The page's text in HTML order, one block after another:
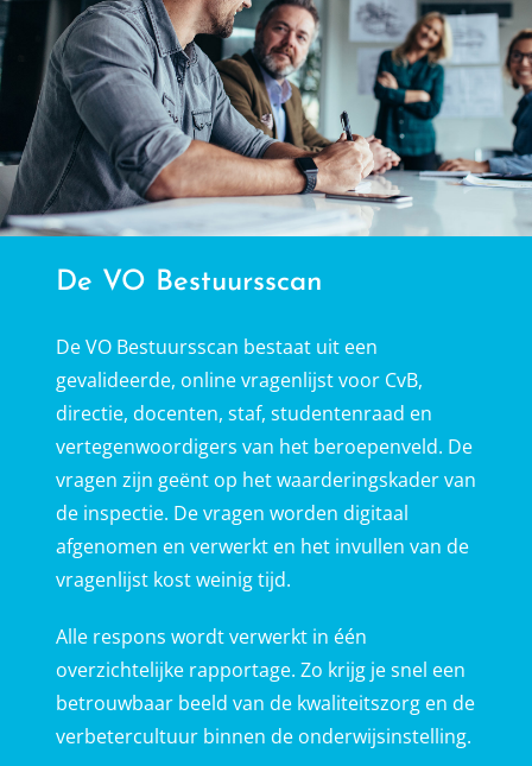
De VO Bestuursscan
De VO Bestuursscan bestaat uit een
gevalideerde, online vragenlijst voor CvB,
directie, docenten, staf, studentenraad en
vertegenwoordigers van het beroepenveld. De
vragen zijn geënt op het waarderingskader van
de inspectie. De vragen worden digitaal
afgenomen en verwerkt en het invullen van de
vragenlijst kost weinig tijd.
Alle respons wordt verwerkt in één
overzichtelijke rapportage. Zo krijg je snel een
betrouwbaar beeld van de kwaliteitszorg en de
verbetercultuur binnen de onderwijsinstelling.